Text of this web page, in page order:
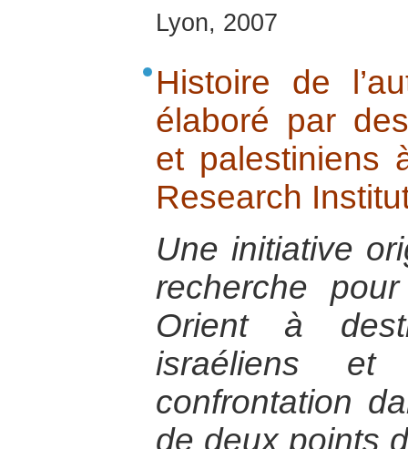
Lyon, 2007
Histoire de
élaboré par
et palestiniens
Research
Une initiative
recherche
Orient à
israéliens
confrontation
de deux points